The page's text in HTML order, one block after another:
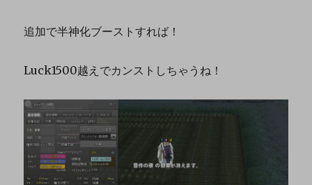
追加で半神化ブーストすれば！
Luck1500越えでカンストしちゃうね！